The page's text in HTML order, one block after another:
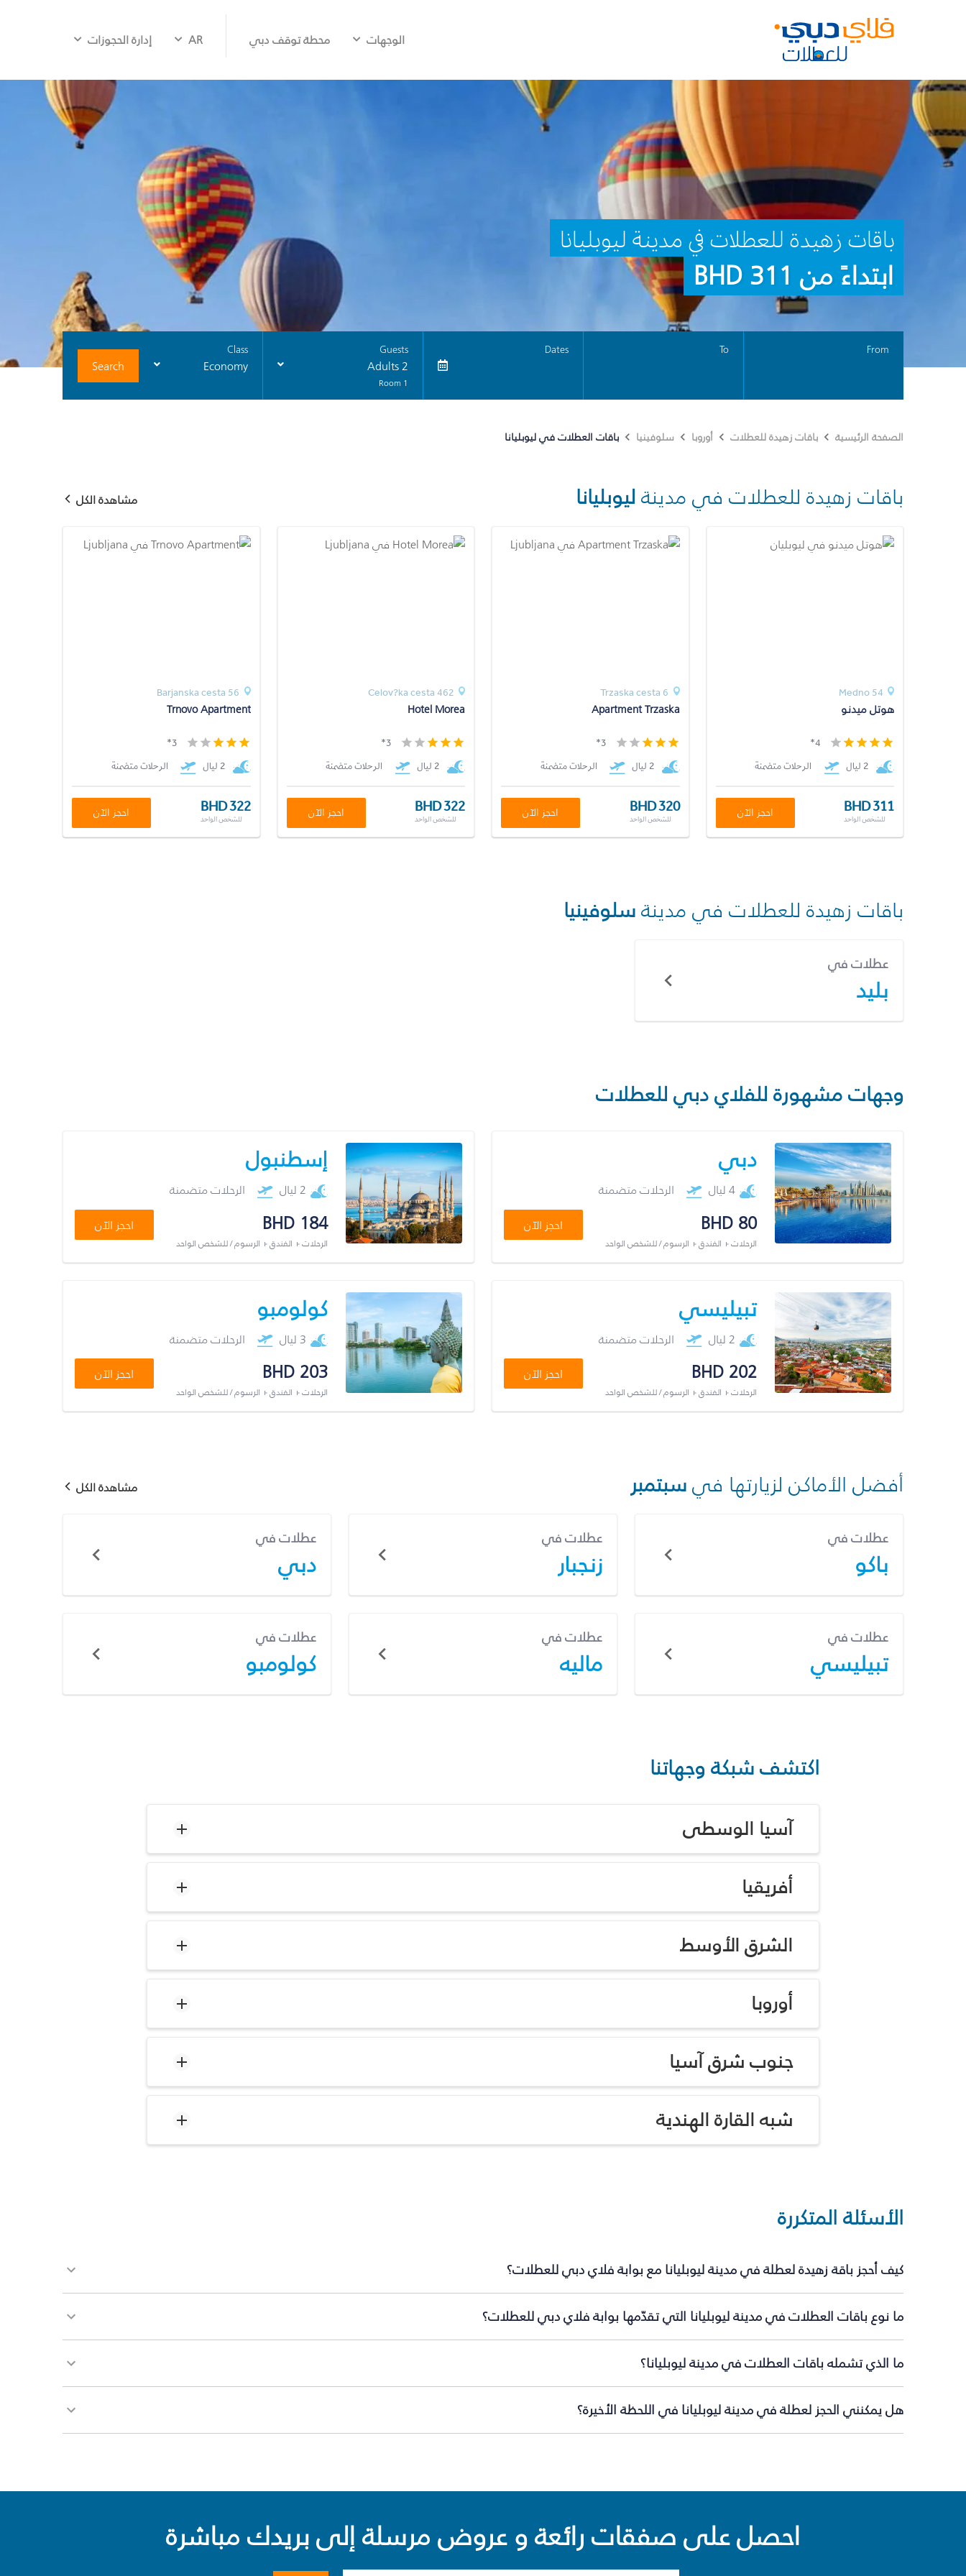
الوجهات محطة توقف دبي AR إدارة الحجوزات
باقات زهيدة للعطلات في مدينة ليوبليانا
ابتداءً من 311 BHD
From
To
Dates
Guests
2 Adults
1 Room
Class
Economy
Search
الصفحة الرئيسية باقات زهيدة للعطلات أوروبا سلوفينيا باقات العطلات في ليوبليانا
باقات زهيدة للعطلات في مدينة ليوبليانا مشاهدة الكل
Medno 54
هوتل ميدنو
4*
2 ليال
الرحلات متضمنة
BHD 311
للشخص الواحد احجز الآن
Trzaska cesta 6
Apartment Trzaska
3*
2 ليال
الرحلات متضمنة
BHD 320
للشخص الواحد احجز الآن
Celov?ka cesta 462
Hotel Morea
3*
2 ليال
الرحلات متضمنة
BHD 322
للشخص الواحد احجز الآن
Barjanska cesta 56
Trnovo Apartment
3*
2 ليال
الرحلات متضمنة
BHD 322
للشخص الواحد احجز الآن
باقات زهيدة للعطلات في مدينةسلوفينيا
عطلات في
بليد
وجهات مشهورة للفلاي دبي للعطلات
دبي
4 ليال الرحلات متضمنة
BHD 80
الرحلات + الفندق + الرسوم / للشخص الواحد
احجز الآن
إسطنبول
2 ليال الرحلات متضمنة
BHD 184
الرحلات + الفندق + الرسوم / للشخص الواحد
احجز الآن
تبيليسي
2 ليال الرحلات متضمنة
BHD 202
الرحلات + الفندق + الرسوم / للشخص الواحد
احجز الآن
كولومبو
3 ليال الرحلات متضمنة
BHD 203
الرحلات + الفندق + الرسوم / للشخص الواحد
احجز الآن
أفضل الأماكن لزيارتها فيسبتمبر مشاهدة الكل
عطلات في
باكو
عطلات في
زنجبار
عطلات في
دبي
عطلات في
تبيليسي
عطلات في
ماليه
عطلات في
كولومبو
اكتشف شبكة وجهاتنا
آسيا الوسطى
أفريقيا
الشرق الأوسط
أوروبا
جنوب شرق آسيا
شبه القارة الهندية
الأسئلة المتكررة
كيف أحجز باقة زهيدة لعطلة في مدينة ليوبليانا مع بوابة فلاي دبي للعطلات؟
ما نوع باقات العطلات في مدينة ليوبليانا التي تقدّمها بوابة فلاي دبي للعطلات؟
ما الذي تشمله باقات العطلات في مدينة ليوبليانا؟
هل يمكنني الحجز لعطلة في مدينة ليوبليانا في اللحظة الأخيرة؟
احصل على صفقات رائعة و عروض مرسلة إلى بريدك مباشرة